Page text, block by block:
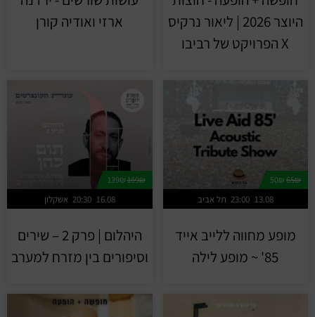
היוצר 2026 | ליאור נרקיס
X הפרויקט של רביבו
ארזי ואודיה קורן
65₪
תל אביב 23:00 13.08
מופע מחווה ללייב אייד
85' ~ מופע לילה
169₪
139₪
אשקלון 20:30 16.08
היהלום | פרק 2 – שירים
וסיפורים בין מזרח למערב